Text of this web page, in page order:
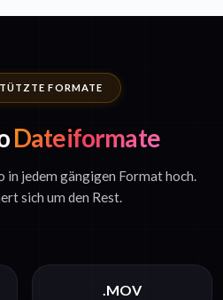
FORMATE
Dateiformate
in jedem gängigen Format hoch.
sich um den Rest.
.MOV